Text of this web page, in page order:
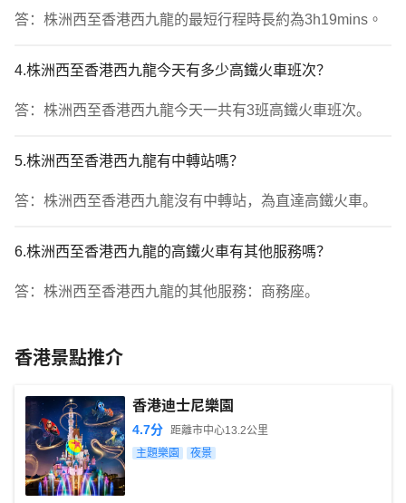
答：株洲西至香港西九龍的最短行程時長約為3h19mins。
4.株洲西至香港西九龍今天有多少高鐵火車班次？
答：株洲西至香港西九龍今天一共有3班高鐵火車班次。
5.株洲西至香港西九龍有中轉站嗎？
答：株洲西至香港西九龍沒有中轉站，為直達高鐵火車。
6.株洲西至香港西九龍的高鐵火車有其他服務嗎？
答：株洲西至香港西九龍的其他服務：商務座。
香港景點推介
香港迪士尼樂園
4.7分 距離市中心13.2公里
主題樂園
夜景